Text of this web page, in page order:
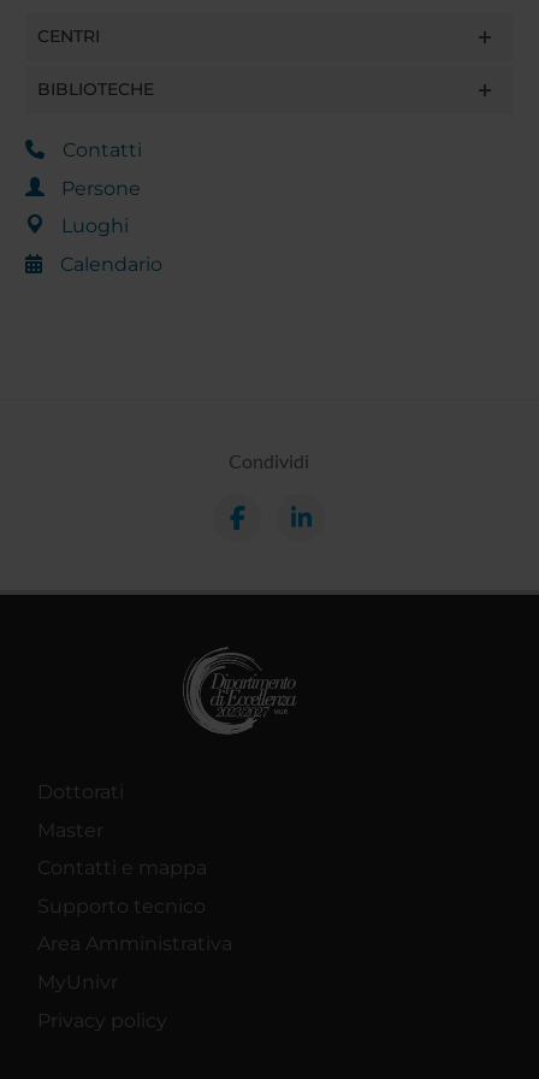
CENTRI
BIBLIOTECHE
Contatti
Persone
Luoghi
Calendario
Condividi
Dottorati
Master
Contatti e mappa
Supporto tecnico
Area Amministrativa
MyUnivr
Privacy policy